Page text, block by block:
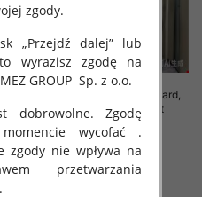
Piżama damska Roz Standard,
Mix kolor Paczka 12 szt
37.00 zł
szczegóły
zgody.
„Przejdź dalej” lub
wyrazisz zgodę na
GROUP Sp. z o.o.
dobrowolne. Zgodę
wycofać .
zgody nie wpływa na
przetwarzania